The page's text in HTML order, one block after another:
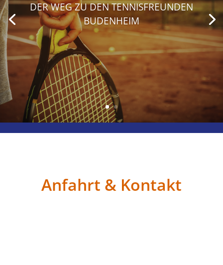
DER WEG ZU DEN TENNISFREUNDEN
BUDENHEIM
Anfahrt & Kontakt